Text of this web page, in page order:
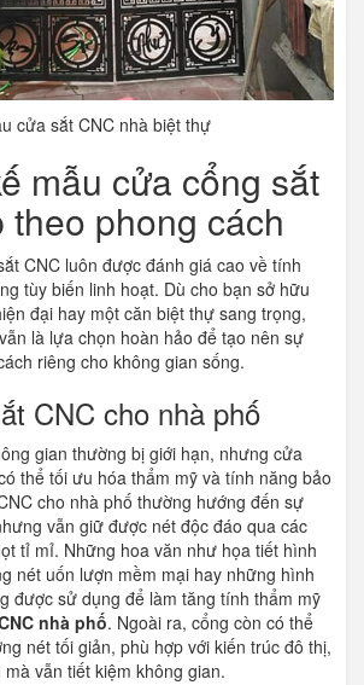
cửa sắt CNC nhà biệt thự
mẫu cửa cổng sắt
theo phong cách
CNC luôn được đánh giá cao về tính
tùy biến linh hoạt. Dù cho bạn sở hữu
đại hay một căn biệt thự sang trọng,
là lựa chọn hoàn hảo để tạo nên sự
riêng cho không gian sống.
CNC cho nhà phố
gian thường bị giới hạn, nhưng cửa
thể tối ưu hóa thẩm mỹ và tính năng bảo
cho nhà phố thường hướng đến sự
vẫn giữ được nét độc đáo qua các
tỉ mỉ. Những hoa văn như họa tiết hình
nét uốn lượn mềm mại hay những hình
được sử dụng để làm tăng tính thẩm mỹ
nhà phố. Ngoài ra, cổng còn có thể
nét tối giản, phù hợp với kiến trúc đô thị,
vẫn tiết kiệm không gian.